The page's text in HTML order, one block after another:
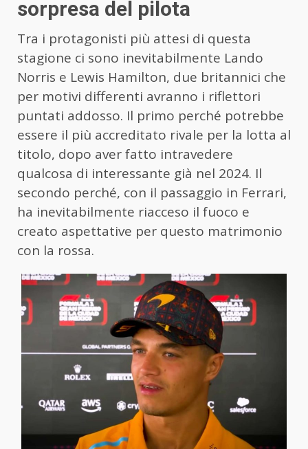
sorpresa del pilota
Tra i protagonisti più attesi di questa
stagione ci sono inevitabilmente Lando
Norris e Lewis Hamilton, due britannici che
per motivi differenti avranno i riflettori
puntati addosso. Il primo perché potrebbe
essere il più accreditato rivale per la lotta al
titolo, dopo aver fatto intravedere
qualcosa di interessante già nel 2024. Il
secondo perché, con il passaggio in Ferrari,
ha inevitabilmente riacceso il fuoco e
creato aspettative per questo matrimonio
con la rossa.